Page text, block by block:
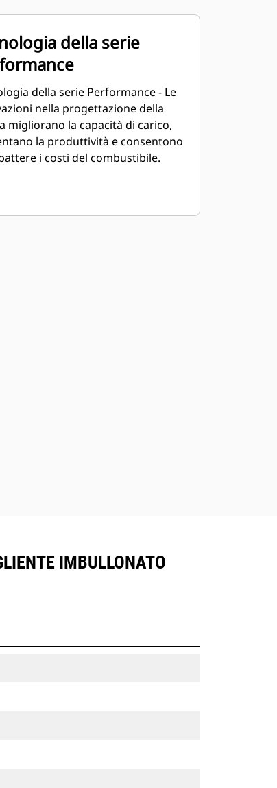
della serie
della serie Performance - Le
nella progettazione della
migliorano la capacità di carico,
la produttività e consentono
i costi del combustibile.
IMBULLONATO